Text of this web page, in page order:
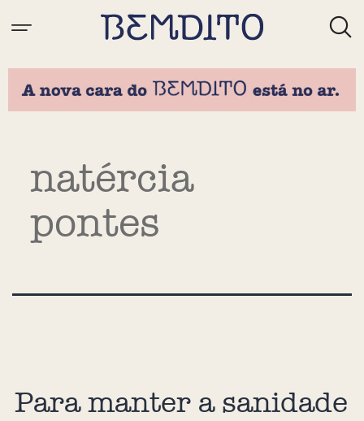
natércia
pontes
Para manter a sanidade